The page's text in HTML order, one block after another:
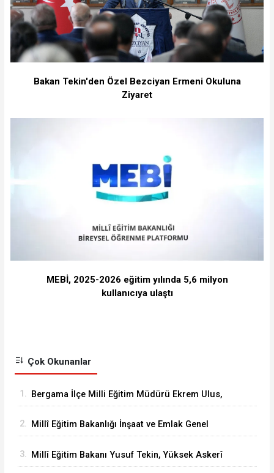
Bakan Tekin'den Özel Bezciyan Ermeni Okuluna
Ziyaret
MEBİ, 2025-2026 eğitim yılında 5,6 milyon
kullanıcıya ulaştı
Çok Okunanlar
1. Bergama İlçe Milli Eğitim Müdürü Ekrem Ulus,
çalışmaları inceledi
2. Millî Eğitim Bakanlığı İnşaat ve Emlak Genel
İncelemelerde Bulundu
3. Millî Eğitim Bakanı Yusuf Tekin, Yüksek Askerî